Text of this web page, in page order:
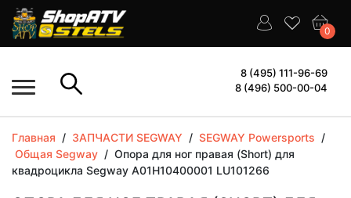
0
8 (495) 111-96-69
8 (496) 500-00-04
Главная / ЗАПЧАСТИ SEGWAY / SEGWAY Powersports /
Общая Segway / Опора для ног правая (Short) для
квадроцикла Segway A01H10400001 LU101266